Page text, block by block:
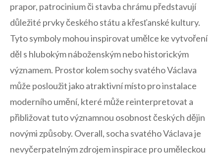
prapor, ‍patrocinium či‌ stavba chrámu představují
důležité prvky ⁤českého státu ⁢a⁤ křesťanské ‍kultury.
Tyto ​symboly​ mohou inspirovat umělce‍ ke ⁣vytvoření
děl s hlubokým náboženským nebo⁤ historickým⁣
významem. Prostor ⁤kolem sochy svatého Václava
může posloužit‍ jako atraktivní⁤ místo pro ⁢instalace
moderního ​umění, které⁣ může reinterpretovat a
přibližovat tuto významnou osobnost českých dějin
novými způsoby. Overall, socha svatého ⁣Václava ⁢je
nevyčerpatelným zdrojem inspirace‍ pro‍ uměleckou